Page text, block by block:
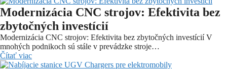
Modernizácia CNC strojov: Efektivita bez
zbytočných investícií
Modernizácia CNC strojov: Efektivita bez zbytočných investícií V
mnohých podnikoch sú stále v prevádzke stroje…
Čítať viac